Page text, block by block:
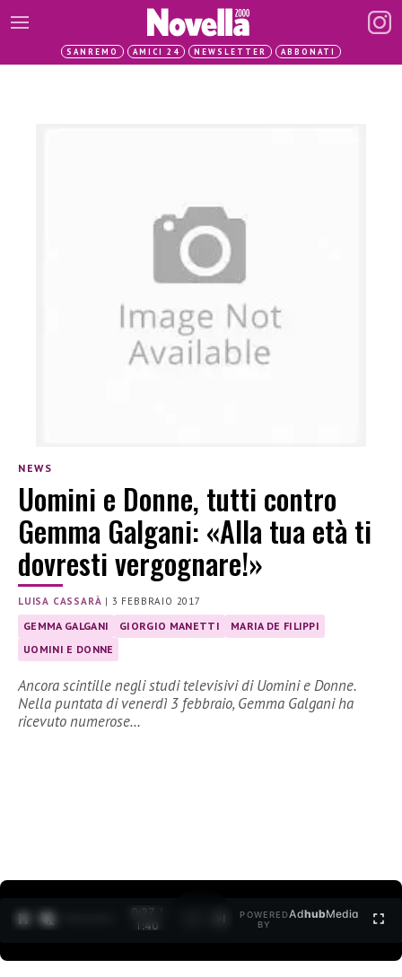
SANREMO AMICI 24 NEWSLETTER ABBONATI
NEWS
Uomini e Donne, tutti contro
Gemma Galgani: «Alla tua età ti
dovresti vergognare!»
LUISA CASSARÀ | 3 FEBBRAIO 2017
GEMMA GALGANI GIORGIO MANETTI
MARIA DE FILIPPI
UOMINI E DONNE
Ancora scintille negli studi televisivi di Uomini e Donne.
Nella puntata di venerdì 3 febbraio, Gemma Galgani ha
ricevuto numerose…
0:27 /
1:40
POWERED
BY
AdhubMedia